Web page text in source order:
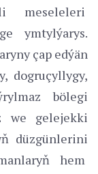
meseleleri
ymtylýarys.
çap edýän
dogruçyllygy,
bölegi
we gelejekki
düzgünlerini
hem